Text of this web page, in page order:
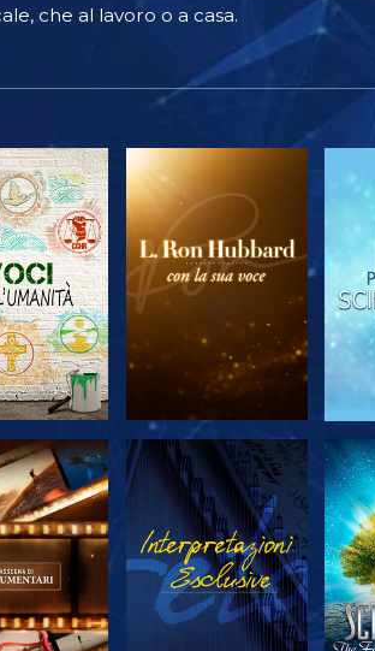
che al lavoro o a casa.
LE
ESPLORA LE
SERIE